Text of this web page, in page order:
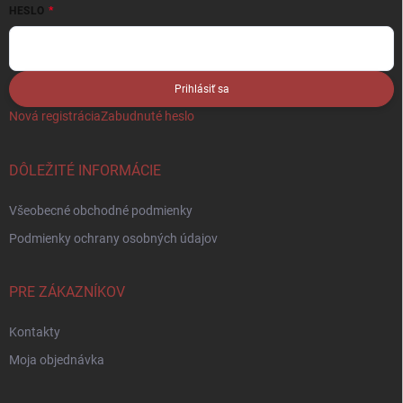
HESLO
Prihlásiť sa
Nová registráciaZabudnuté heslo
DÔLEŽITÉ INFORMÁCIE
Všeobecné obchodné podmienky
Podmienky ochrany osobných údajov
PRE ZÁKAZNÍKOV
Kontakty
Moja objednávka